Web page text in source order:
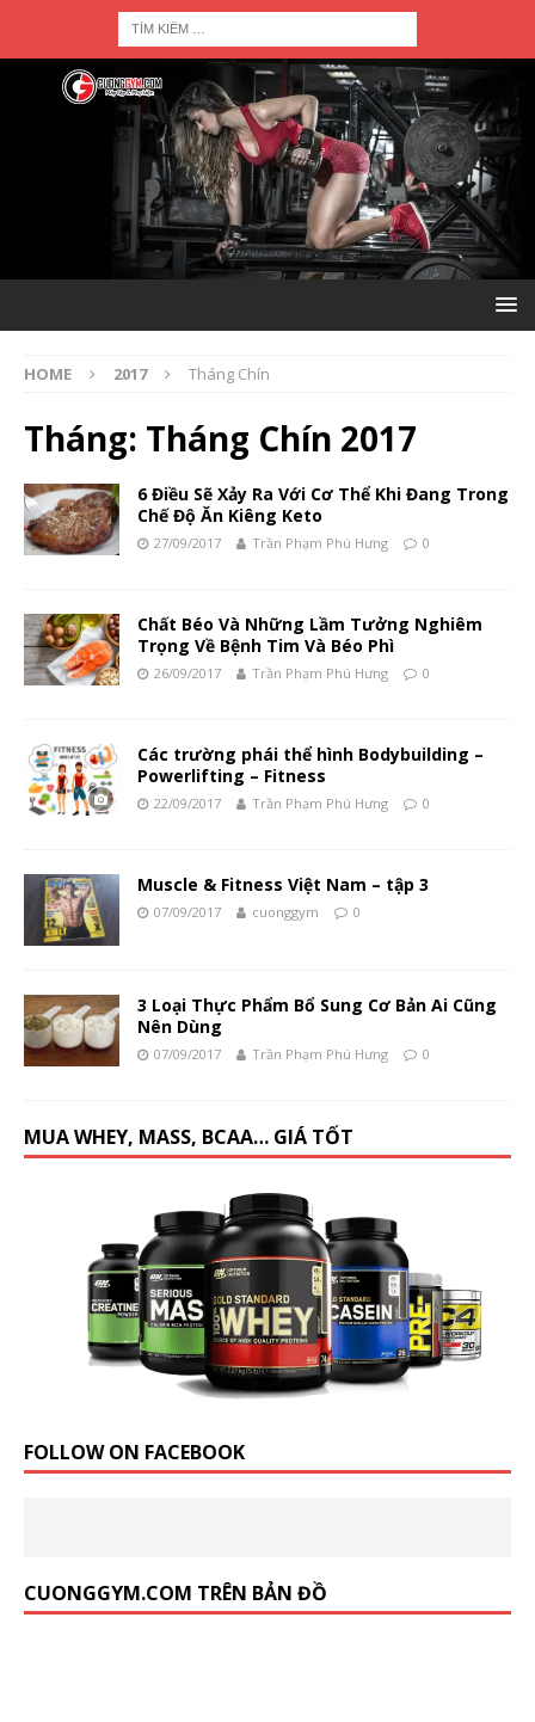
HOME 2017 Tháng Chín
Tháng: Tháng Chín 2017
6 Điều Sẽ Xảy Ra Với Cơ Thể Khi Đang Trong
Chế Độ Ăn Kiêng Keto
27/09/2017 Trần Phạm Phú Hưng 0
Chất Béo Và Những Lầm Tưởng Nghiêm
Trọng Về Bệnh Tim Và Béo Phì
26/09/2017 Trần Phạm Phú Hưng 0
Các trường phái thể hình Bodybuilding –
Powerlifting – Fitness
22/09/2017 Trần Phạm Phú Hưng 0
Muscle & Fitness Việt Nam – tập 3
07/09/2017 cuonggym 0
3 Loại Thực Phẩm Bổ Sung Cơ Bản Ai Cũng
Nên Dùng
07/09/2017 Trần Phạm Phú Hưng 0
MUA WHEY, MASS, BCAA… GIÁ TỐT
FOLLOW ON FACEBOOK
CUONGGYM.COM TRÊN BẢN ĐỒ